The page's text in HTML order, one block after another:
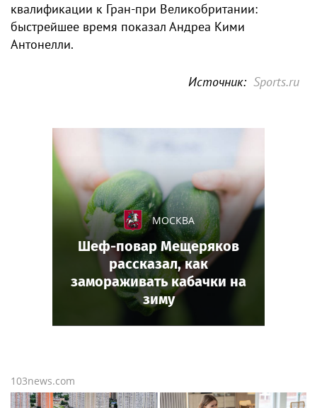
квалификации к Гран-при Великобритании:
быстрейшее время показал Андреа Кими
Антонелли.
Источник: Sports.ru
103news.com
МОСКВА
Шеф-повар Мещеряков
рассказал, как
замораживать кабачки на
зиму